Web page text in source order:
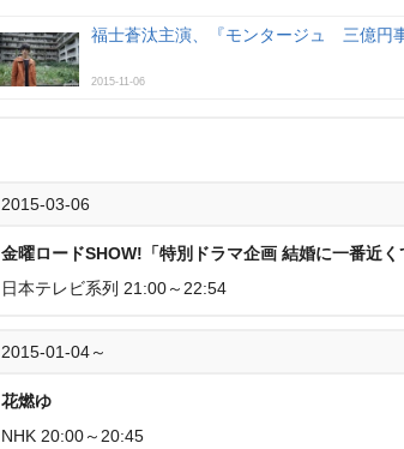
福士蒼汰主演、『モンタージュ 三億円
2015-11-06
2015-03-06
金曜ロードSHOW!「特別ドラマ企画 結婚に一番近
日本テレビ系列 21:00～22:54
2015-01-04～
花燃ゆ
NHK 20:00～20:45